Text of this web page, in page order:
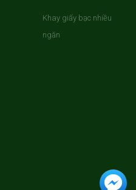
Khay giấy bạc nhiều
ngăn